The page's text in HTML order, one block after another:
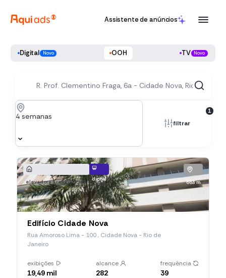
Assistente de anúncios
Digital Novo OOH TV Novo
4 semanas
filtrar
1
elevadores residenciais digital
663 m
Edifício Cidade Nova
Rua Amoroso Lima - 100 , Cidade Nova - Rio de
Janeiro
exibições
19,49 mil
alcance
282
frequência
39